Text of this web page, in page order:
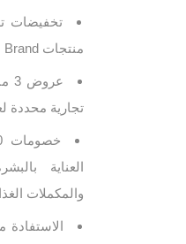
منتجات Boots Brand المختارة.
تجارية محددة
العناية
والمكملات